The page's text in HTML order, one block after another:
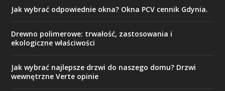
Jak wybrać odpowiednie okna? Okna PCV cennik Gdynia.
Drewno polimerowe: trwałość, zastosowania i
ekologiczne właściwości
Jak wybrać najlepsze drzwi do naszego domu? Drzwi
wewnętrzne Verte opinie